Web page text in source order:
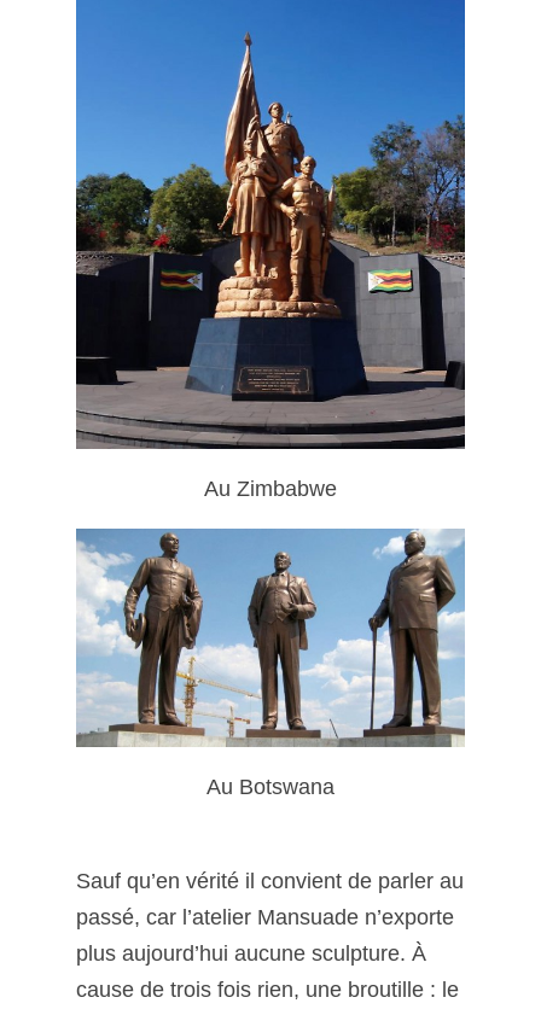
Au Zimbabwe
Au Botswana
Sauf qu’en vérité il convient de parler au
passé, car l’atelier Mansuade n’exporte
plus aujourd’hui aucune sculpture. À
cause de trois fois rien, une broutille : le